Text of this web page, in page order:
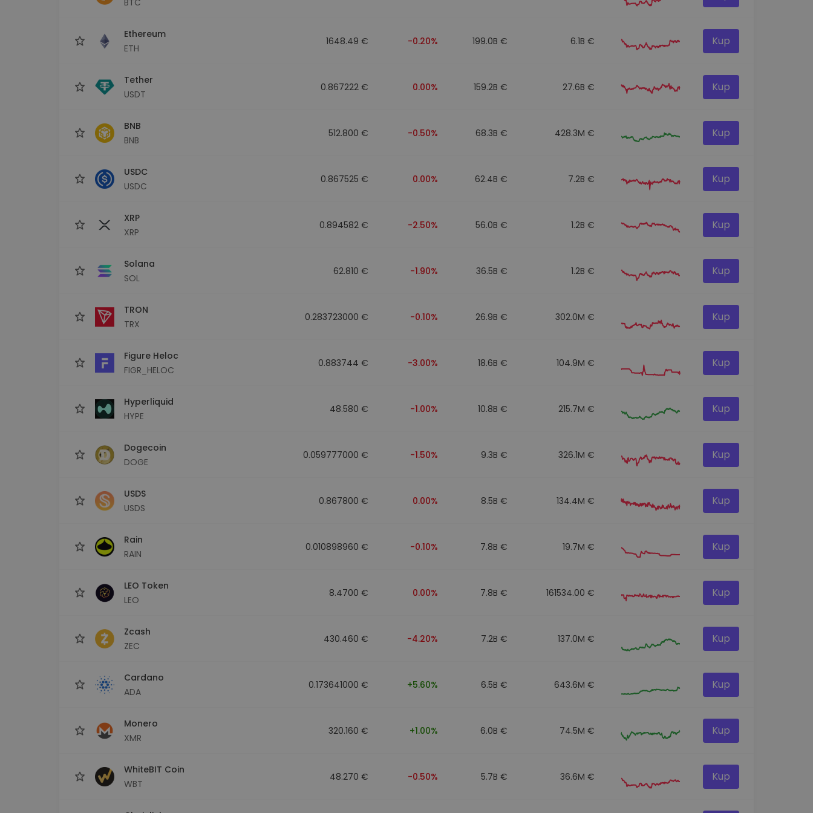
Ethereum
ETH
1648.49 € -0.20% 199.0B € 6.1B € Kup
Tether
USDT
0.867222 € 0.00% 159.2B € 27.6B € Kup
BNB
BNB
512.800 € -0.50% 68.3B € 428.3M € Kup
USDC
USDC
0.867525 € 0.00% 62.4B € 7.2B € Kup
XRP
XRP
0.894582 € -2.50% 56.0B € 1.2B € Kup
Solana
SOL
62.810 € -1.90% 36.5B € 1.2B € Kup
TRON
TRX
0.283723000 € -0.10% 26.9B € 302.0M € Kup
Figure Heloc
FIGR_HELOC
0.883744 € -3.00% 18.6B € 104.9M € Kup
Hyperliquid
HYPE
48.580 € -1.00% 10.8B € 215.7M € Kup
Dogecoin
DOGE
0.059777000 € -1.50% 9.3B € 326.1M € Kup
USDS
USDS
0.867800 € 0.00% 8.5B € 134.4M € Kup
Rain
RAIN
0.010898960 € -0.10% 7.8B € 19.7M € Kup
LEO Token
LEO
8.4700 € 0.00% 7.8B € 161534.00 € Kup
Zcash
ZEC
430.460 € -4.20% 7.2B € 137.0M € Kup
Cardano
ADA
0.173641000 € +5.60% 6.5B € 643.6M € Kup
Monero
XMR
320.160 € +1.00% 6.0B € 74.5M € Kup
WhiteBIT Coin
WBT
48.270 € -0.50% 5.7B € 36.6M € Kup